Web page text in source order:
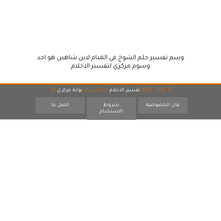
وسم تفسير حلم الشوح في المنام لابن شاهين هو احد
وسوم مركزي لتفسير الاحلام
© 2007 - 2026 تفسير الاحلام احد اقسام بوابة مركزي 30
بيان الخصوصية
شروط
الاستخدام
اتصل بنا